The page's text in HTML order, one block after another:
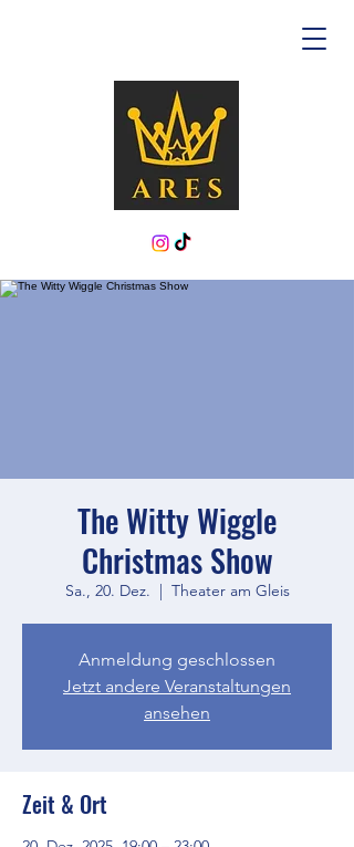
The Witty Wiggle
Christmas Show
Sa., 20. Dez.
  |
Theater am Gleis
Anmeldung geschlossen
Jetzt andere Veranstaltungen
ansehen
Zeit & Ort